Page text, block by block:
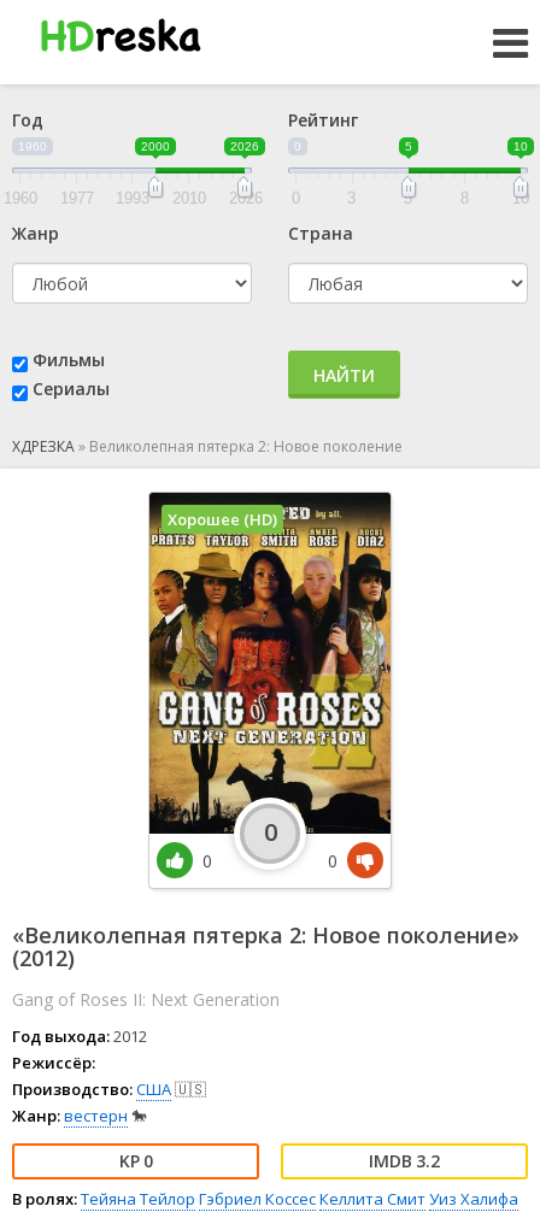
Год
1960 2000 2026
1960 1977 1993 2010 2026
Рейтинг
0 5 10
0 3 5 8 10
Жанр Страна
Фильмы
Сериалы
НАЙТИ
ХДРЕЗКА» Великолепная пятерка 2: Новое поколение
«Великолепная пятерка 2: Новое поколение»
(2012)
Gang of Roses II: Next Generation
Год выхода:2012
Режиссёр:
Производство:США🇺🇸
Жанр:вестерн 🐎
0 3.2
В ролях:Тейяна Тейлор Гэбриел КоссесКеллита СмитУиз Халифа
Хорошее (HD)
0
0
0